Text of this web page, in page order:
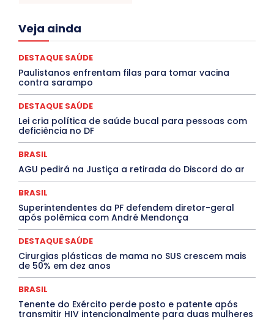
Veja ainda
Acre
Congressuanas & Esplanadumas
Covid-19
Crônica Política
Cultura e Tal
DANÇA Dengue
Denuncia
DESTAQUE BRASIL
DESTAQUES OUTROS
ELEIÇÕES
EMPREGO E OPORTUNIDADES
ENTORNO
Especial
EVENTOS
EXPOSIÇÃO Featured
Febre Amarela
INTELIGÊNCIA ARTIFICIAL
INTERNACIONAL
JUDICIÁRIO
MEIO AMBIENTE
MÚSICA
O Plantonista Opinião Oropouche
Paraíba
Paraná Pernambuco
PROCESSO SELETIVO
PUBLIEDITORIAL
QUALIFICAÇÃO PROFISSIONAL
Rio de Janeiro
Rio Grande do Sul
Roraima
Santa Catarina
Saúde Agora
SEGURANÇA
Soltando o Verbo
ZikaVirus
Mais
DESTAQUE SAÚDE
Paulistanos enfrentam filas para tomar vacina
contra sarampo
DESTAQUE SAÚDE
Lei cria política de saúde bucal para pessoas com
deficiência no DF
BRASIL
AGU pedirá na Justiça a retirada do Discord do ar
BRASIL
Superintendentes da PF defendem diretor-geral
após polêmica com André Mendonça
DESTAQUE SAÚDE
Cirurgias plásticas de mama no SUS crescem mais
de 50% em dez anos
BRASIL
Tenente do Exército perde posto e patente após
transmitir HIV intencionalmente para duas mulheres